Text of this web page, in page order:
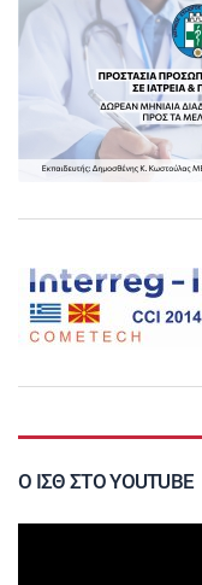
Ο ΙΣΘ ΣΤΟ YOUTUBE